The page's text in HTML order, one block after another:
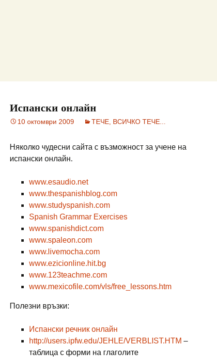
Испански онлайн
10 октомври 2009 ТЕЧЕ, ВСИЧКО ТЕЧЕ...
Няколко чудесни сайта с възможност за учене на
испански онлайн.
www.esaudio.net
www.thespanishblog.com
www.studyspanish.com
Spanish Grammar Exercises
www.spanishdict.com
www.spaleon.com
www.livemocha.com
www.ezicionline.hit.bg
www.123teachme.com
www.mexicofile.com/vls/free_lessons.htm
Полезни връзки:
Испански речник онлайн
http://users.ipfw.edu/JEHLE/VERBLIST.HTM –
таблица с форми на глаголите